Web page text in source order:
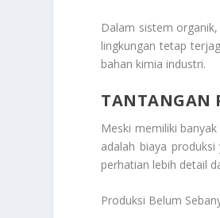
Dalam sistem
lingkungan tetap
bahan kimia industri.
TANTANGAN
Meski memiliki
adalah biaya
perhatian lebih detail
Produksi Belum